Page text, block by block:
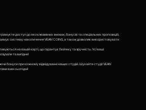
доступ до ексклюзивних знижок, бонусів та спеціальних пропозицій,
систему накопичення VEAN COINS, а також дозволяє використовувати
на вашій карті, що гарантує безпеку та зручність. Усі ваші
та вигідне!
бонуси при кожному відвідуванні наших студій. Шукайте студії VEAN
вже сьогодні!